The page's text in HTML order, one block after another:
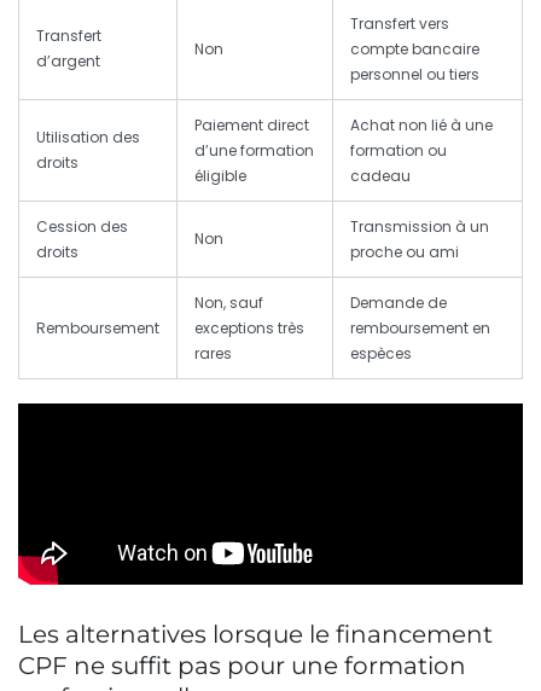
Transfert
d’argent
Non
Transfert vers
compte bancaire
personnel ou tiers
Utilisation des
droits
Paiement direct
d’une formation
éligible
Achat non lié à une
formation ou
cadeau
Cession des
droits
Non
Transmission à un
proche ou ami
Remboursement
Non, sauf
exceptions très
rares
Demande de
remboursement en
espèces
Les alternatives lorsque le financement
CPF ne suffit pas pour une formation